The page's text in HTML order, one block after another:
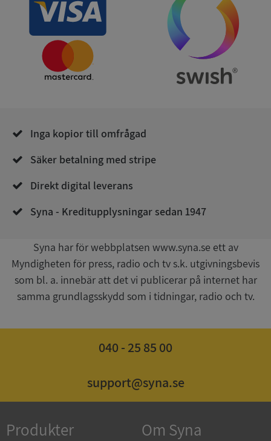
Inga kopior till omfrågad
Säker betalning med stripe
Direkt digital leverans
Syna - Kreditupplysningar sedan 1947
Syna har för webbplatsen www.syna.se ett av
Myndigheten för press, radio och tv s.k. utgivningsbevis
som bl. a. innebär att det vi publicerar på internet har
samma grundlagsskydd som i tidningar, radio och tv.
040 - 25 85 00
support@syna.se
Produkter Om Syna
Funktioner Oklassificerade
Strikt nödvändiga kakor tillåter
kärnwebbplatsfunktioner som användarinloggning
användas ordentligt utan strikt nödvändiga cookies.
Namn
__RequestVerificationToken
Microsoft
.youtube.com